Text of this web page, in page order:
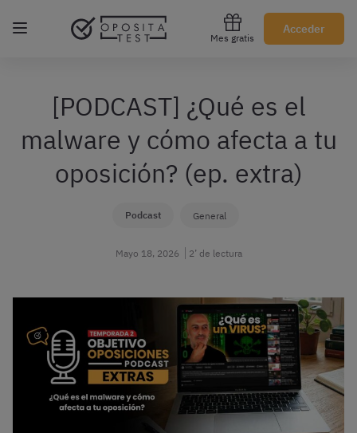
Mes gratis
Acceder
Regístrate gratis
[PODCAST] ¿Qué es el
malware y cómo afecta a tu
oposición? (ep. extra)
Podcast General
Mayo 18, 2026 2’ de lectura